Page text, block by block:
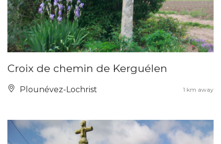
Croix de chemin de Kerguélen
Plounévez-Lochrist 1 km away